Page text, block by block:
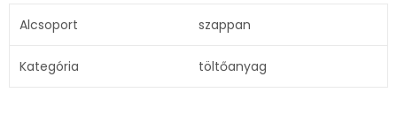
Alcsoport szappan
Kategória töltőanyag